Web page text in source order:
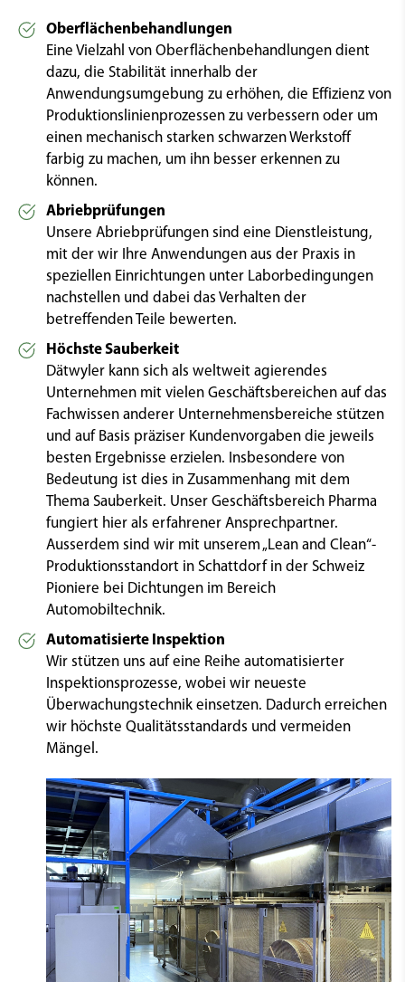
Oberflächenbehandlungen
Eine Vielzahl von Oberflächenbehandlungen dient
dazu, die Stabilität innerhalb der
Anwendungsumgebung zu erhöhen, die Effizienz von
Produktionslinienprozessen zu verbessern oder um
einen mechanisch starken schwarzen Werkstoff
farbig zu machen, um ihn besser erkennen zu
können.
Abriebprüfungen
Unsere Abriebprüfungen sind eine Dienstleistung,
mit der wir Ihre Anwendungen aus der Praxis in
speziellen Einrichtungen unter Laborbedingungen
nachstellen und dabei das Verhalten der
betreffenden Teile bewerten.
Höchste Sauberkeit
Dätwyler kann sich als weltweit agierendes
Unternehmen mit vielen Geschäftsbereichen auf das
Fachwissen anderer Unternehmensbereiche stützen
und auf Basis präziser Kundenvorgaben die jeweils
besten Ergebnisse erzielen. Insbesondere von
Bedeutung ist dies in Zusammenhang mit dem
Thema Sauberkeit. Unser Geschäftsbereich Pharma
fungiert hier als erfahrener Ansprechpartner.
Ausserdem sind wir mit unserem „Lean and Clean“-
Produktionsstandort in Schattdorf in der Schweiz
Pioniere bei Dichtungen im Bereich
Automobiltechnik.
Automatisierte Inspektion
Wir stützen uns auf eine Reihe automatisierter
Inspektionsprozesse, wobei wir neueste
Überwachungstechnik einsetzen. Dadurch erreichen
wir höchste Qualitätsstandards und vermeiden
Mängel.